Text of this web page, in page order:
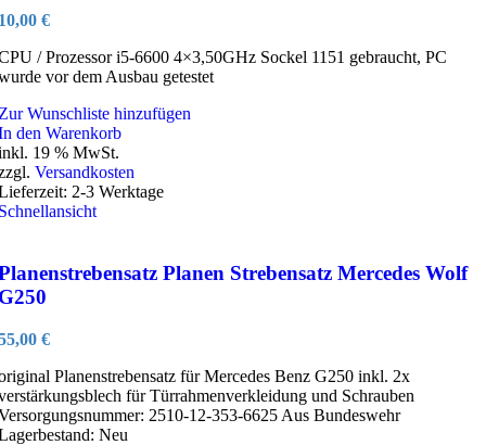
€
/ Prozessor i5-6600 4×3,50GHz Sockel 1151 gebraucht, PC
vor dem Ausbau getestet
Wunschliste hinzufügen
den Warenkorb
19 % MwSt.
Versandkosten
2-3 Werktage
Planen Strebensatz Mercedes Wolf
€
Planenstrebensatz für Mercedes Benz G250 inkl. 2x
für Türrahmenverkleidung und Schrauben
2510-12-353-6625 Aus Bundeswehr
Neu